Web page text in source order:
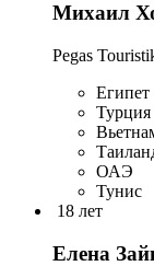
Михаил
Pegas
Египет
Турция
ОАЭ
Тунис
18 лет
Елена